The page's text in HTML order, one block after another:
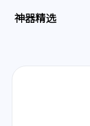
神器精选